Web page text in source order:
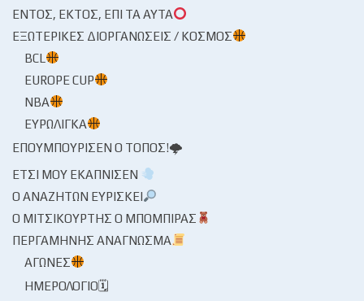
ΕΝΤΌΣ, ΕΚΤΌΣ, ΕΠΊ ΤΑ ΑΥΤΆ
ΕΞΩΤΕΡΙΚΈΣ ΔΙΟΡΓΑΝΏΣΕΙΣ / ΚΌΣΜΟΣ
BCL
EUROPE CUP
NBA
ΕΥΡΩΛΊΓΚΑ
ΕΠΟΥΜΠΟΎΡΙΣΕΝ Ο ΤΌΠΟΣ!🌩
ΈΤΣΙ ΜΟΥ ΕΚΆΠΝΙΣΕΝ
Ο ΑΝΑΖΗΤΏΝ ΕΥΡΊΣΚΕΙ
Ο ΜΙΤΣΙΚΟΥΡΤΉΣ Ο ΜΠΌΜΠΙΡΑΣ
ΠΕΡΓΑΜΗΝΉΣ ΑΝΆΓΝΩΣΜΑ
ΑΓΏΝΕΣ
ΗΜΕΡΟΛΌΓΙΟ🗓